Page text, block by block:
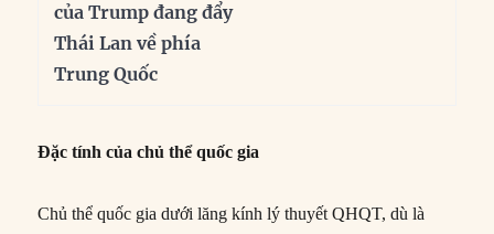
của Trump đang đẩy
Thái Lan về phía
Trung Quốc
Đặc tính của chủ thể quốc gia
Chủ thể quốc gia dưới lăng kính lý thuyết QHQT, dù là